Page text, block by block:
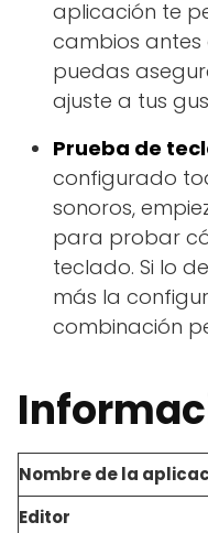
aplicación te
cambios
puedas
ajuste a tus
Prueba de
configurado
sonoros,
para probar
teclado. Si lo
más la
combinación
Nombre de la
Editor